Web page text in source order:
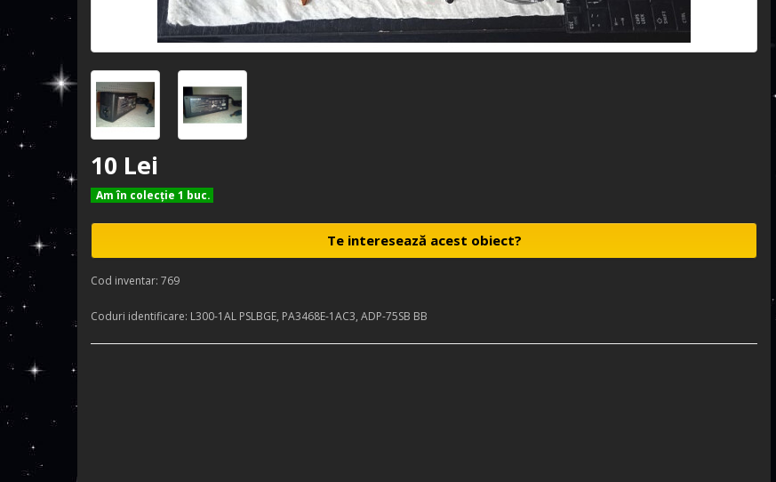
10 Lei
Am în colecţie 1 buc.
Te interesează acest obiect?
Cod inventar: 769
Coduri identificare: L300-1AL PSLBGE, PA3468E-1AC3, ADP-75SB BB